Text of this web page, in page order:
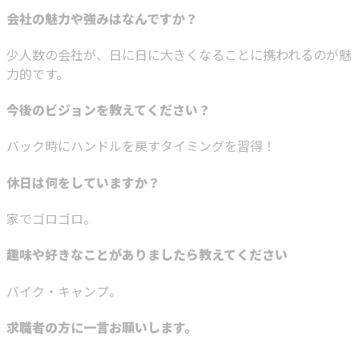
会社の魅力や強みはなんですか？
少人数の会社が、日に日に大きくなることに携われるのが魅
力的です。
今後のビジョンを教えてください？
バック時にハンドルを戻すタイミングを習得！
休日は何をしていますか？
家でゴロゴロ。
趣味や好きなことがありましたら教えてください
バイク・キャンプ。
求職者の方に一言お願いします。